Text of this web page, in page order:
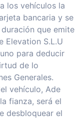
los vehículos la
bancaria y se
que emite
Elevation S.L.U
para deducir
de lo
Generales.
vehículo, Ade
fianza, será el
desbloquear el